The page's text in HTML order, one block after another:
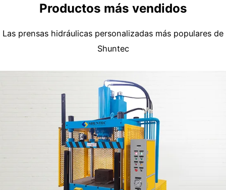
Productos más vendidos
Las prensas hidráulicas personalizadas más populares de
Shuntec